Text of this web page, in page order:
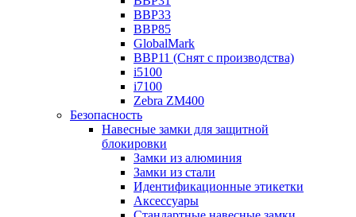
BBP33
BBP85
GlobalMark
BBP11 (Снят с производства)
i5100
i7100
Zebra ZM400
Безопасность
Навесные замки для защитной
блокировки
Замки из алюминия
Замки из стали
Идентификационные этикетки
Аксессуары